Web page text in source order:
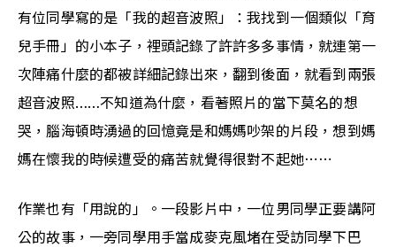
有位同學寫的是「我的超音波照」：我找到一個類似「育
兒手冊」的小本子，裡頭記錄了許許多多事情，就連第一
次陣痛什麼的都被詳細記錄出來，翻到後面，就看到兩張
超音波照……不知道為什麼，看著照片的當下莫名的想
哭，腦海頓時湧過的回憶竟是和媽媽吵架的片段，想到媽
媽在懷我的時候遭受的痛苦就覺得很對不起她⋯⋯
作業也有「用說的」。一段影片中，一位男同學正要講阿
公的故事，一旁同學用手當成麥克風堵在受訪同學下巴